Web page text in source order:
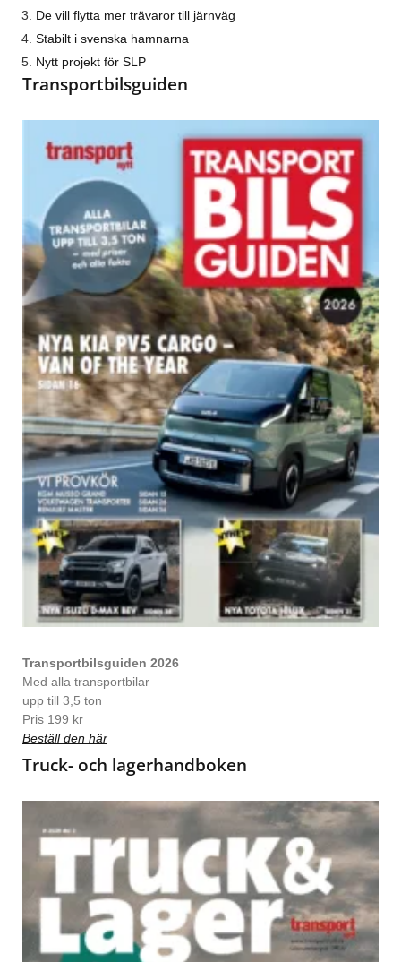
De vill flytta mer trävaror till järnväg
Stabilt i svenska hamnarna
Nytt projekt för SLP
Transportbilsguiden
Transportbilsguiden 2026
Med alla transportbilar
upp till 3,5 ton
Pris 199 kr
Beställ den här
Truck- och lagerhandboken